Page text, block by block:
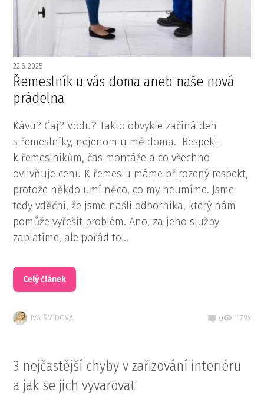
22.6. 2025
Řemeslník u vás doma aneb naše nová
prádelna
Kávu? Čaj? Vodu? Takto obvykle začíná den
s řemeslníky, nejenom u mě doma. Respekt
k řemeslníkům, čas montáže a co všechno
ovlivňuje cenu K řemeslu máme přirozený respekt,
protože někdo umí něco, co my neumíme. Jsme
tedy vděční, že jsme našli odborníka, který nám
pomůže vyřešit problém. Ano, za jeho služby
zaplatíme, ale pořád to...
Celý článek
IVA ŠMÍDOVÁ 0 1179x
3 nejčastější chyby v zařizování interiéru
a jak se jich vyvarovat